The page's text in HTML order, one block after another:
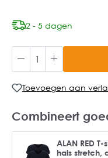
2 - 5 dagen
Toevoegen aan
Combineert
ALAN RED
hals stretch,